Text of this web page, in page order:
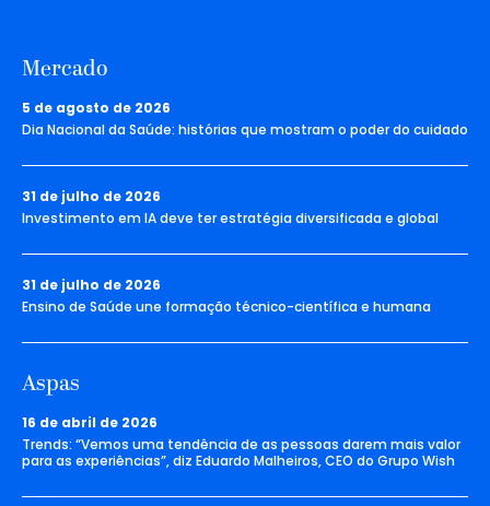
Mercado
5 de agosto de 2026
Dia Nacional da Saúde: histórias que mostram o poder do cuidado
31 de julho de 2026
Investimento em IA deve ter estratégia diversificada e global
31 de julho de 2026
Ensino de Saúde une formação técnico-científica e humana
Aspas
16 de abril de 2026
Trends: “Vemos uma tendência de as pessoas darem mais valor
para as experiências”, diz Eduardo Malheiros, CEO do Grupo Wish